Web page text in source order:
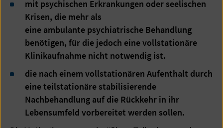
mit psychischen Erkrankungen oder seelischen
Krisen, die mehr als
eine ambulante psychiatrische Behandlung
benötigen, für die jedoch eine vollstationäre
Klinikaufnahme nicht notwendig ist.
die nach einem vollstationären Aufenthalt durch
eine teilstationäre stabilisierende
Nachbehandlung auf die Rückkehr in ihr
Lebensumfeld vorbereitet werden sollen.